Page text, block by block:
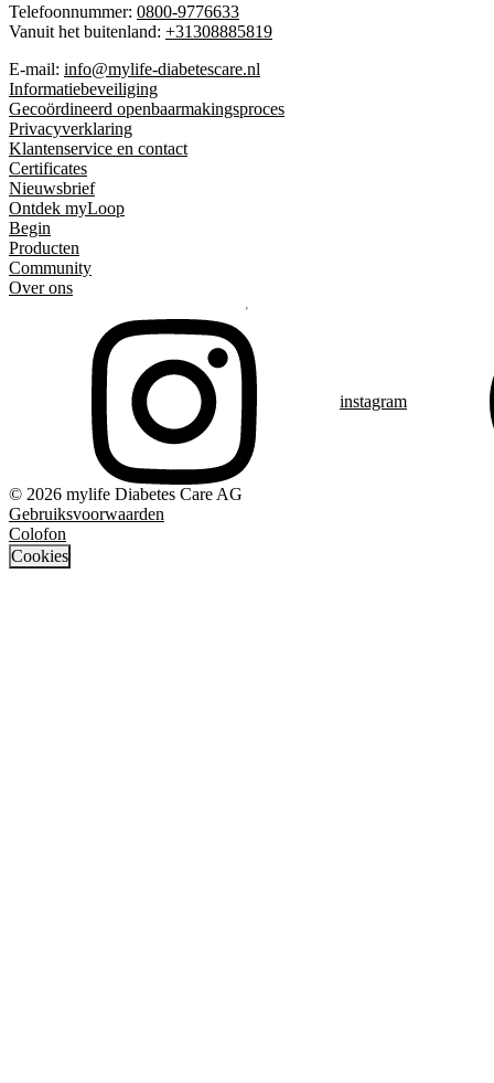
Telefoonnummer: 0800-9776633
Vanuit het buitenland: +31308885819
E-mail: info@mylife-diabetescare.nl
Informatiebeveiliging
Gecoördineerd openbaarmakingsproces
Privacyverklaring
Klantenservice en contact
Certificates
Nieuwsbrief
Ontdek myLoop
Begin
Producten
Community
Over ons
instagram
© 2026 mylife Diabetes Care AG
Gebruiksvoorwaarden
Colofon
Cookies